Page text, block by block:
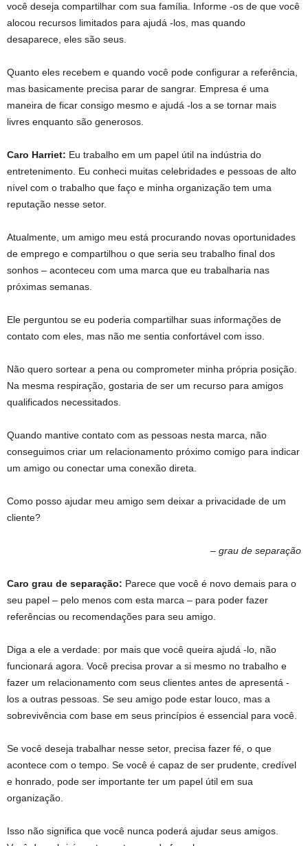
você deseja compartilhar com sua família. Informe -os de que você
alocou recursos limitados para ajudá -los, mas quando
desaparece, eles são seus.
Quanto eles recebem e quando você pode configurar a referência,
mas basicamente precisa parar de sangrar. Empresa é uma
maneira de ficar consigo mesmo e ajudá -los a se tornar mais
livres enquanto são generosos.
Caro Harriet: Eu trabalho em um papel útil na indústria do
entretenimento. Eu conheci muitas celebridades e pessoas de alto
nível com o trabalho que faço e minha organização tem uma
reputação nesse setor.
Atualmente, um amigo meu está procurando novas oportunidades
de emprego e compartilhou o que seria seu trabalho final dos
sonhos – aconteceu com uma marca que eu trabalharia nas
próximas semanas.
Ele perguntou se eu poderia compartilhar suas informações de
contato com eles, mas não me sentia confortável com isso.
Não quero sortear a pena ou comprometer minha própria posição.
Na mesma respiração, gostaria de ser um recurso para amigos
qualificados necessitados.
Quando mantive contato com as pessoas nesta marca, não
conseguimos criar um relacionamento próximo comigo para indicar
um amigo ou conectar uma conexão direta.
Como posso ajudar meu amigo sem deixar a privacidade de um
cliente?
– grau de separação
Caro grau de separação: Parece que você é novo demais para o
seu papel – pelo menos com esta marca – para poder fazer
referências ou recomendações para seu amigo.
Diga a ele a verdade: por mais que você queira ajudá -lo, não
funcionará agora. Você precisa provar a si mesmo no trabalho e
fazer um relacionamento com seus clientes antes de apresentá -
los a outras pessoas. Se seu amigo pode estar louco, mas a
sobrevivência com base em seus princípios é essencial para você.
Se você deseja trabalhar nesse setor, precisa fazer fé, o que
acontece com o tempo. Se você é capaz de ser prudente, credível
e honrado, pode ser importante ter um papel útil em sua
organização.
Isso não significa que você nunca poderá ajudar seus amigos.